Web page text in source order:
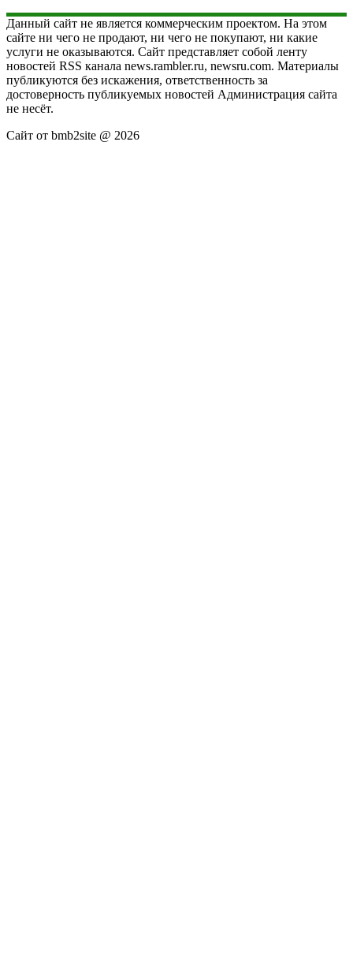
Данный сайт не является коммерческим проектом. На этом
сайте ни чего не продают, ни чего не покупают, ни какие
услуги не оказываются. Сайт представляет собой ленту
новостей RSS канала news.rambler.ru, newsru.com. Материалы
публикуются без искажения, ответственность за
достоверность публикуемых новостей Администрация сайта
не несёт.
Сайт от bmb2site @ 2026